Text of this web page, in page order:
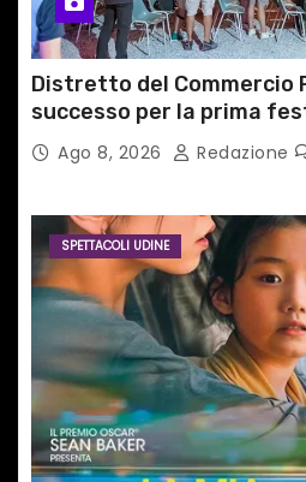
Distretto del Commercio
successo per la prima
del territorio
Ago 8, 2026 Redazione
SPETTACOLI UDINE